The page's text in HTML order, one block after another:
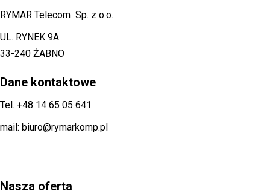
RYMAR Telecom Sp. z o.o.
UL. RYNEK 9A
33-240 ŻABNO
Dane kontaktowe
Tel. +48 14 65 05 641
mail: biuro@rymarkomp.pl
Nasza oferta